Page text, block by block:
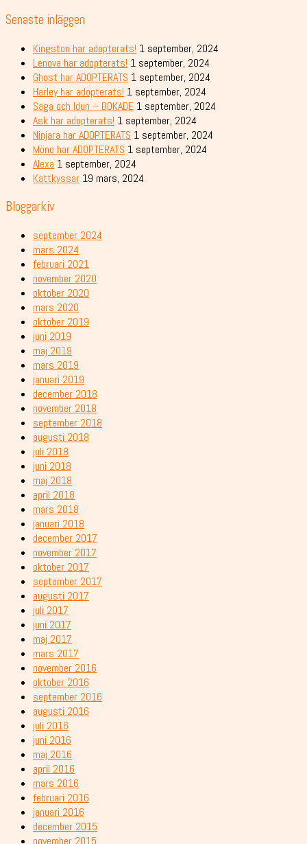
Senaste inläggen
Kingston har adopterats! 1 september, 2024
Lenova har adopterats! 1 september, 2024
Ghost har ADOPTERATS 1 september, 2024
Harley har adopterats! 1 september, 2024
Saga och Idun – BOKADE 1 september, 2024
Ask har adopterats! 1 september, 2024
Ninjara har ADOPTERATS 1 september, 2024
Möne har ADOPTERATS 1 september, 2024
Alexa 1 september, 2024
Kattkyssar 19 mars, 2024
Bloggarkiv
september 2024
mars 2024
februari 2021
november 2020
oktober 2020
mars 2020
oktober 2019
juni 2019
maj 2019
mars 2019
januari 2019
december 2018
november 2018
september 2018
augusti 2018
juli 2018
juni 2018
maj 2018
april 2018
mars 2018
januari 2018
december 2017
november 2017
oktober 2017
september 2017
augusti 2017
juli 2017
juni 2017
maj 2017
mars 2017
november 2016
oktober 2016
september 2016
augusti 2016
juli 2016
juni 2016
maj 2016
april 2016
mars 2016
februari 2016
januari 2016
december 2015
november 2015